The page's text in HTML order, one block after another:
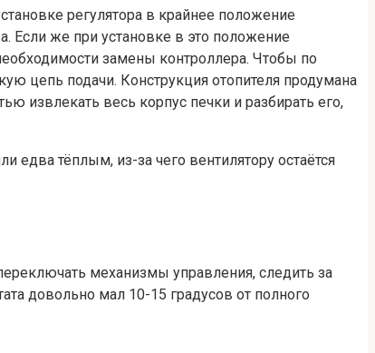
регулятора в крайнее положение
Если же при установке в это положение
замены контроллера. Чтобы по
цепь подачи. Конструкция отопителя продумана
извлекать весь корпус печки и разбирать его,
едва тёплым, из-за чего вентилятору остаётся
механизмы управления, следить за
довольно мал 10-15 градусов от полного